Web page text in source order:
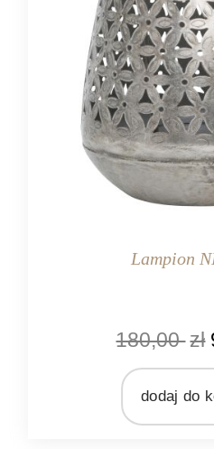
Lampion
180,00zł
dodaj do